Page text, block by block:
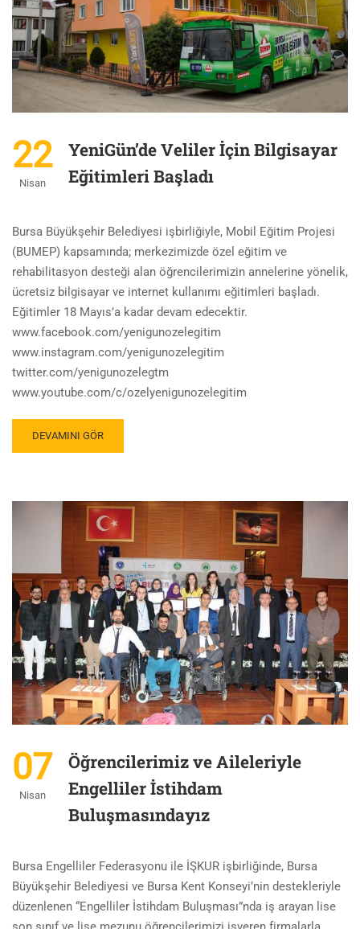
22
Nisan
YeniGün’de Veliler İçin Bilgisayar
Eğitimleri Başladı
Bursa Büyükşehir Belediyesi işbirliğiyle, Mobil Eğitim Projesi
(BUMEP) kapsamında; merkezimizde özel eğitim ve
rehabilitasyon desteği alan öğrencilerimizin annelerine yönelik,
ücretsiz bilgisayar ve internet kullanımı eğitimleri başladı.
Eğitimler 18 Mayıs’a kadar devam edecektir.
www.facebook.com/yenigunozelegitim
www.instagram.com/yenigunozelegitim
twitter.com/yenigunozelegtm
www.youtube.com/c/ozelyenigunozelegitim
DEVAMINI GÖR
07
Nisan
Öğrencilerimiz ve Aileleriyle
Engelliler İstihdam
Buluşmasındayız
Bursa Engelliler Federasyonu ile İŞKUR işbirliğinde, Bursa
Büyükşehir Belediyesi ve Bursa Kent Konseyi’nin destekleriyle
düzenlenen “Engelliler İstihdam Buluşması”nda iş arayan lise